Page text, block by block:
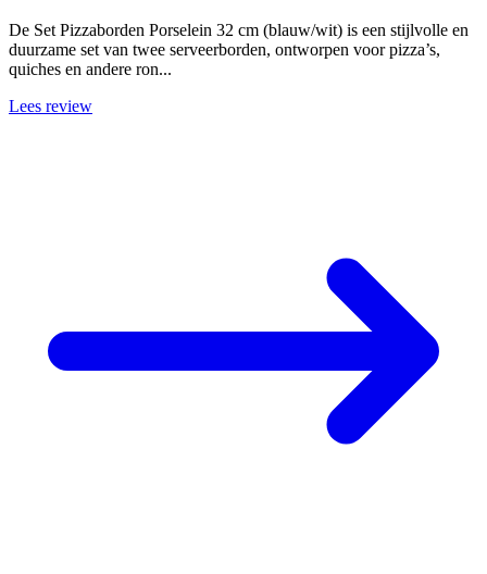
De Set Pizzaborden Porselein 32 cm (blauw/wit) is een stijlvolle en
duurzame set van twee serveerborden, ontworpen voor pizza’s,
quiches en andere ron...
Lees review